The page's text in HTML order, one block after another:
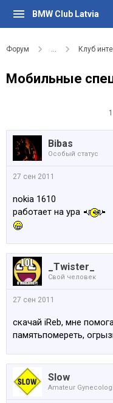
BMW Club Latvia
Форум ... Клуб
Мобильные
1
Bibas
Особый статус
27 сен 2011
nokia 1610
работает на ура
_Twister_
Свой человек
27 сен 2011
скачай iReb, мне
памятьпомереть,
Slow
Amateur